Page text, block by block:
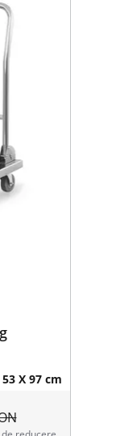
X 97 cm